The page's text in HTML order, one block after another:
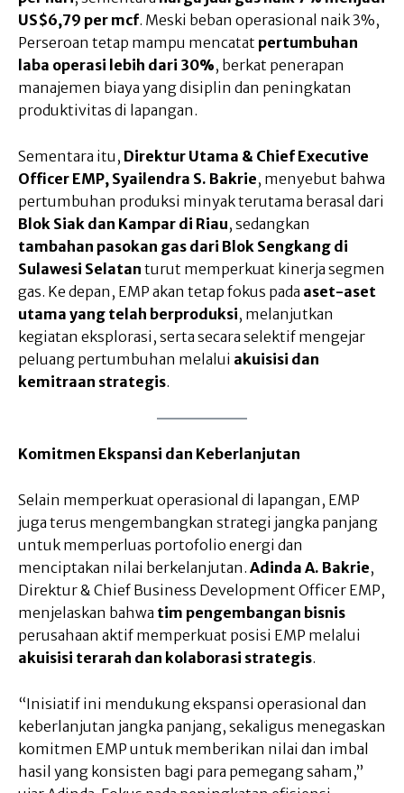
US$6,79 per mcf. Meski beban operasional naik 3%,
Perseroan tetap mampu mencatat pertumbuhan
laba operasi lebih dari 30%, berkat penerapan
manajemen biaya yang disiplin dan peningkatan
produktivitas di lapangan.
Sementara itu, Direktur Utama & Chief Executive
Officer EMP, Syailendra S. Bakrie, menyebut bahwa
pertumbuhan produksi minyak terutama berasal dari
Blok Siak dan Kampar di Riau, sedangkan
tambahan pasokan gas dari Blok Sengkang di
Sulawesi Selatan turut memperkuat kinerja segmen
gas. Ke depan, EMP akan tetap fokus pada aset-aset
utama yang telah berproduksi, melanjutkan
kegiatan eksplorasi, serta secara selektif mengejar
peluang pertumbuhan melalui akuisisi dan
kemitraan strategis.
Komitmen Ekspansi dan Keberlanjutan
Selain memperkuat operasional di lapangan, EMP
juga terus mengembangkan strategi jangka panjang
untuk memperluas portofolio energi dan
menciptakan nilai berkelanjutan. Adinda A. Bakrie,
Direktur & Chief Business Development Officer EMP,
menjelaskan bahwa tim pengembangan bisnis
perusahaan aktif memperkuat posisi EMP melalui
akuisisi terarah dan kolaborasi strategis.
“Inisiatif ini mendukung ekspansi operasional dan
keberlanjutan jangka panjang, sekaligus menegaskan
komitmen EMP untuk memberikan nilai dan imbal
hasil yang konsisten bagi para pemegang saham,”